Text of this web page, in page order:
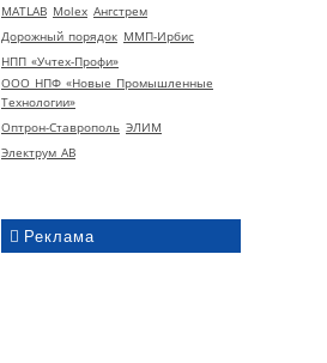
MATLAB Molex Ангстрем
Дорожный порядок ММП-Ирбис
НПП «Учтех-Профи»
ООО НПФ «Новые Промышленные
Технологии»
Оптрон-Ставрополь ЭЛИМ
Электрум АВ
Реклама